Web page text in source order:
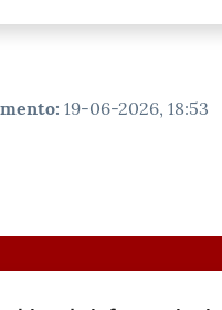
: 19-06-2026, 18:53